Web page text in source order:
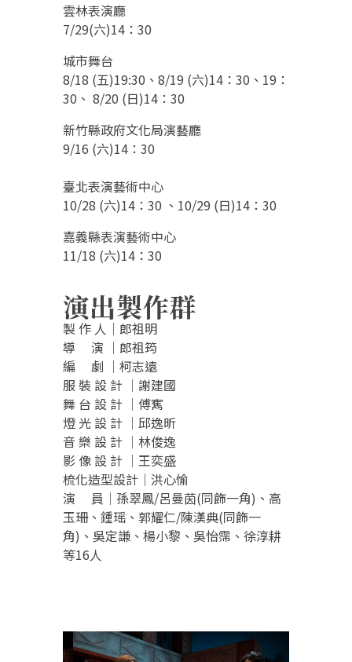
雲林表演廳
7/29(六)14：30
城市舞台
8/18 (五)19:30、8/19 (六)14：30、19：
30、 8/20 (日)14：30
新竹縣政府文化局演藝廳
9/16 (六)14：30
臺北表演藝術中心
10/28 (六)14：30 、10/29 (日)14：30
嘉義縣表演藝術中心
11/18 (六)14：30
演出製作群
製 作 人│郎祖明
導 演 │郎祖筠
編 劇 │柯志遠
服 裝 設 計 │謝建國
舞 台 設 計 │傅寯
燈 光 設 計 │邱逸昕
音 樂 設 計 │林俊逸
影 像 設 計 │王奕盛
梳化造型設計│洪心愉
演 員│孫翠鳳/呂曼茵(同飾一角)、高
玉珊、鍾瑶、郭耀仁/陳漢典(同飾一
角)、吳定謙、楊小黎、吳怡霈、徐淳耕
等16人